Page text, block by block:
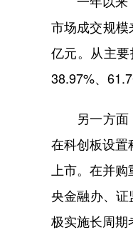
市场成交规
亿元。从主
38.97%、
另一方面，
在科创板设置
上市。在并
央金融办、
极实施长周期